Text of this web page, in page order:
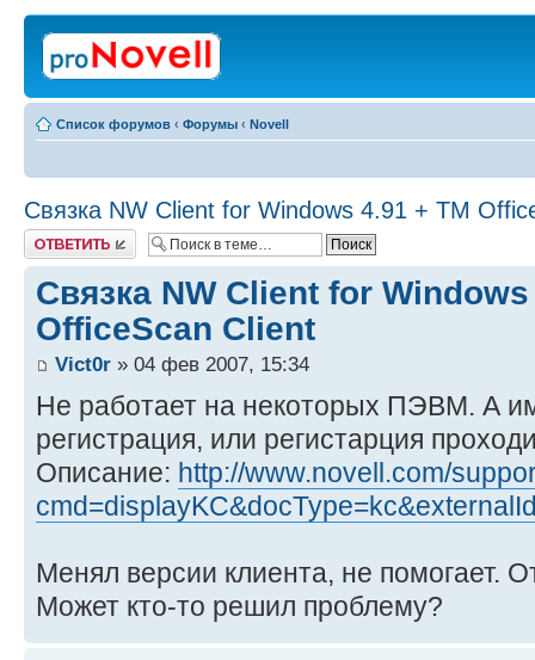
Список форумов ‹ Форумы ‹ Novell
Связка NW Client for Windows 4.91 + TM
Ответить
Связка NW Client for Windows
OfficeScan Client
Vict0r » 04 фев 2007, 15:34
Не работает на некоторых ПЭВМ. А
регистрация, или регистарция
Описание: http://www.novell.com/
Менял версии клиента, не помогает.
Может кто-то решил проблему?